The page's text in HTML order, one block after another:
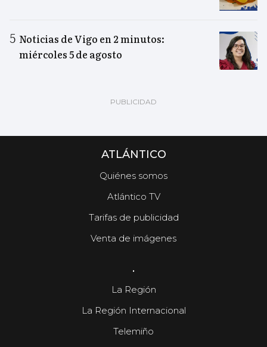
Noticias de Vigo en 2 minutos:
miércoles 5 de agosto
ATLÁNTICO
Quiénes somos
Atlántico TV
Tarifas de publicidad
Venta de imágenes
.
La Región
La Región Internacional
Telemiño